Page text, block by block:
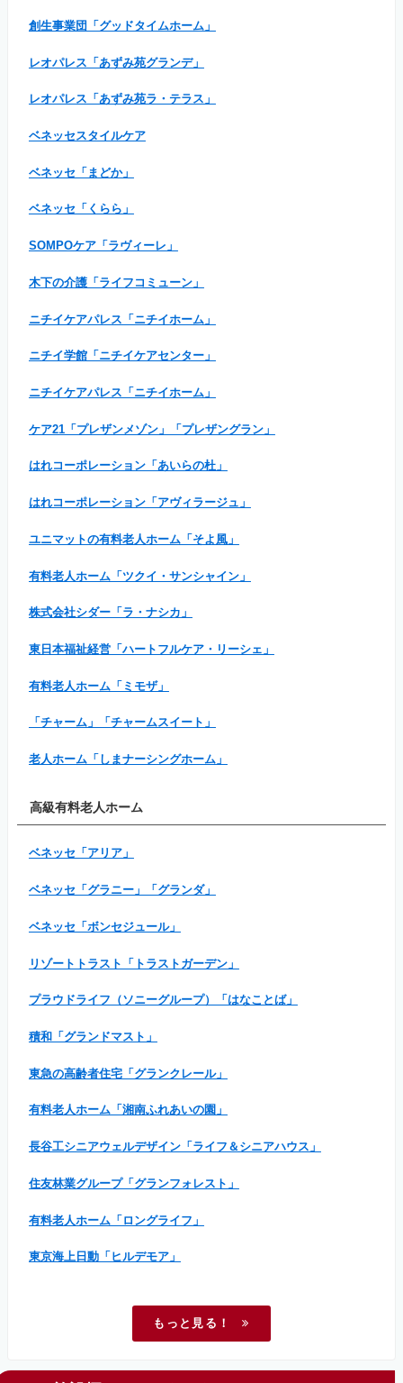
創生事業団「グッドタイムホーム」
レオパレス「あずみ苑グランデ」
レオパレス「あずみ苑ラ・テラス」
ベネッセスタイルケア
ベネッセ「まどか」
ベネッセ「くらら」
SOMPOケア「ラヴィーレ」
木下の介護「ライフコミューン」
ニチイケアパレス「ニチイホーム」
ニチイ学館「ニチイケアセンター」
ニチイケアパレス「ニチイホーム」
ケア21「プレザンメゾン」「プレザングラン」
はれコーポレーション「あいらの杜」
はれコーポレーション「アヴィラージュ」
ユニマットの有料老人ホーム「そよ風」
有料老人ホーム「ツクイ・サンシャイン」
株式会社シダー「ラ・ナシカ」
東日本福祉経営「ハートフルケア・リーシェ」
有料老人ホーム「ミモザ」
「チャーム」「チャームスイート」
老人ホーム「しまナーシングホーム」
高級有料老人ホーム
ベネッセ「アリア」
ベネッセ「グラニー」「グランダ」
ベネッセ「ボンセジュール」
リゾートトラスト「トラストガーデン」
プラウドライフ（ソニーグループ）「はなことば」
積和「グランドマスト」
東急の高齢者住宅「グランクレール」
有料老人ホーム「湘南ふれあいの園」
長谷工シニアウェルデザイン「ライフ＆シニアハウス」
住友林業グループ「グランフォレスト」
有料老人ホーム「ロングライフ」
東京海上日動「ヒルデモア」
もっと見る！